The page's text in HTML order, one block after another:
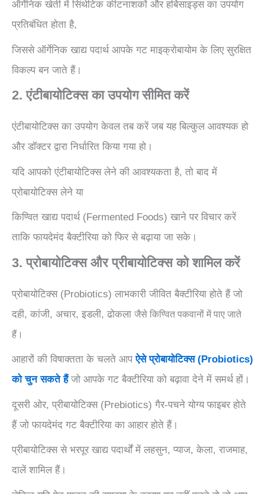
ऑर्गेनिक खेती में सिंथेटिक कीटनाशकों और हर्बिसाइड्स का उपयोग
प्रतिबंधित होता है,
जिससे ऑर्गेनिक खाद्य पदार्थ आपके गट माइक्रोबायोम के लिए सुरक्षित
विकल्प बन जाते हैं।
2. एंटीबायोटिक्स का उपयोग सीमित करें
एंटीबायोटिक्स का उपयोग केवल तब करें जब यह बिल्कुल आवश्यक हो
और डॉक्टर द्वारा निर्धारित किया गया हो।
यदि आपको एंटीबायोटिक्स लेने की आवश्यकता है, तो बाद में
प्रोबायोटिक्स लेने या
किण्वित खाद्य पदार्थ (Fermented Foods) खाने पर विचार करें
ताकि फायदेमंद बैक्टीरिया को फिर से बढ़ाया जा सके।
3. प्रोबायोटिक्स और प्रीबायोटिक्स को शामिल करें
प्रोबायोटिक्स (Probiotics) लाभकारी जीवित बैक्टीरिया होते हैं जो
दही, कांजी, अचार, इडली, ढोकला जैसे किण्वित पकवानों में पाए जाते
हैं।
आहारों की विषाक्तता के चलते आपऐसे प्रोबायोटिक्स (Probiotics)
को चुन सकते हैंजो आपके गट बैक्टीरिया को बढ़ावा देने में समर्थ हों।
दूसरी ओर, प्रीबायोटिक्स (Prebiotics) गैर-पचने योग्य फाइबर होते
हैं जो फायदेमंद गट बैक्टीरिया का आहार होते हैं।
प्रीबायोटिक्स से भरपूर खाद्य पदार्थों में लहसुन, प्याज, केला, राजमाह,
दालें शामिल हैं।